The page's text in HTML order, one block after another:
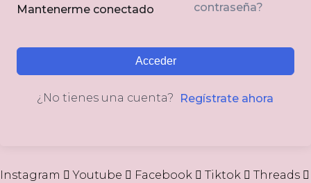
Mantenerme conectado
contraseña?
Acceder
¿No tienes una cuenta? Regístrate ahora
Instagram Youtube Facebook Tiktok Threads